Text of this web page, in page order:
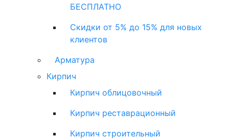
БЕСПЛАТНО
Скидки от 5% до 15% для новых
клиентов
Арматура
Кирпич
Кирпич облицовочный
Кирпич реставрационный
Кирпич строительный